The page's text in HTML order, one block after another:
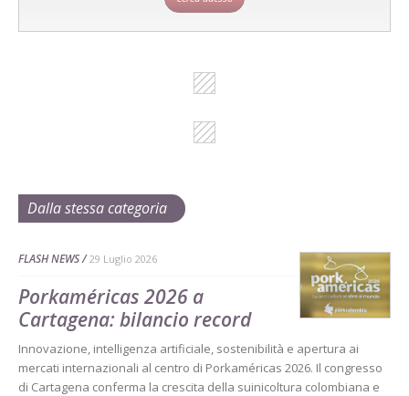
Dalla stessa categoria
FLASH NEWS 29 Luglio 2026
Porkaméricas 2026 a
Cartagena: bilancio record
Innovazione, intelligenza artificiale, sostenibilità e apertura ai
mercati internazionali al centro di Porkaméricas 2026. Il congresso
di Cartagena conferma la crescita della suinicoltura colombiana e